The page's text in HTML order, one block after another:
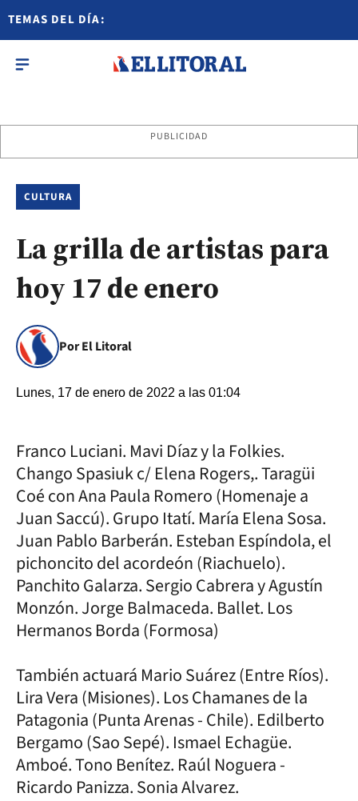
TEMAS DEL DÍA:
PUBLICIDAD
CULTURA
La grilla de artistas para
hoy 17 de enero
Por El Litoral
Lunes, 17 de enero de 2022 a las 01:04
Franco Luciani. Mavi Díaz y la Folkies.
Chango Spasiuk c/ Elena Rogers,. Taragüi
Coé con Ana Paula Romero (Homenaje a
Juan Saccú). Grupo Itatí. María Elena Sosa.
Juan Pablo Barberán. Esteban Espíndola, el
pichoncito del acordeón (Riachuelo).
Panchito Galarza. Sergio Cabrera y Agustín
Monzón. Jorge Balmaceda. Ballet. Los
Hermanos Borda (Formosa)
También actuará Mario Suárez (Entre Ríos).
Lira Vera (Misiones). Los Chamanes de la
Patagonia (Punta Arenas - Chile). Edilberto
Bergamo (Sao Sepé). Ismael Echagüe.
Amboé. Tono Benítez. Raúl Noguera -
Ricardo Panizza. Sonia Alvarez.